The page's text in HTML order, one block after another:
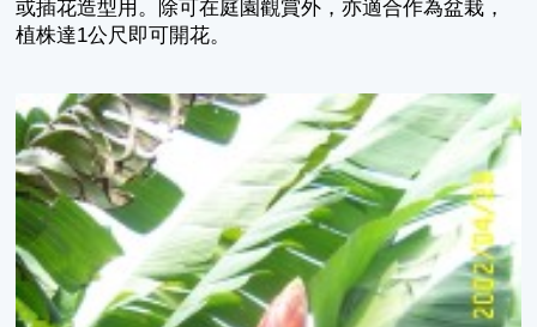
或插花造型用。除可在庭園觀賞外，亦適合作為盆栽，
植株達1公尺即可開花。